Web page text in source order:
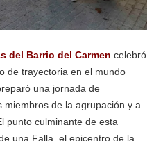
del Barrio del Carmen celebró
de trayectoria en el mundo
una jornada de
de la agrupación y a
punto culminante de esta
una Falla, el epicentro de la